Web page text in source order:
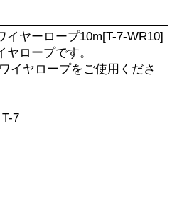
イヤーロープ10m[T-7-WR10]
ロープです。
イヤロープをご使用くださ
7